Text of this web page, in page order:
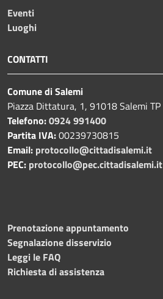
Eventi
Luoghi
CONTATTI
Comune di Salemi
Piazza Dittatura, 1, 91018 Salemi TP
Telefono:0924 991400
Partita IVA:00239730815
Email: protocollo@cittadisalemi.it
PEC: protocollo@pec.cittadisalemi.it
Prenotazione appuntamento
Segnalazione disservizio
Leggi le FAQ
Richiesta di assistenza